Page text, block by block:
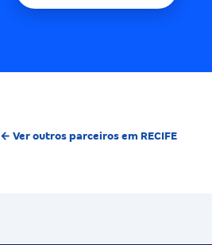
← Ver outros parceiros em RECIFE